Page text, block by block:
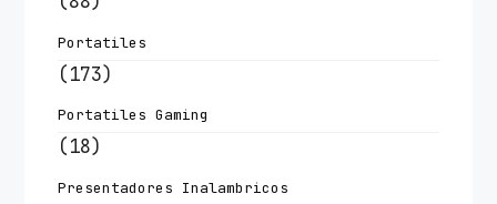
Portatiles
(173)
Portatiles Gaming
(18)
Presentadores Inalambricos